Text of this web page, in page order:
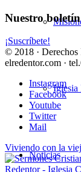
Iglesia
Noticias
Nuestro boletín
¡Suscríbete!
© 2018 · Derechos
elredentor.com ·
Instagram
Facebook
Youtube
Twitter
Mail
Viviendo con la